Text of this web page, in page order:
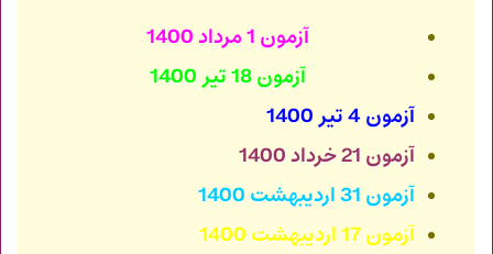
آزمون 1 مرداد 1400
آزمون 18 تیر 1400
آزمون 4 تیر 1400
آزمون 21 خرداد 1400
آزمون 31 اردیبهشت 1400
آزمون 17 اردیبهشت 1400